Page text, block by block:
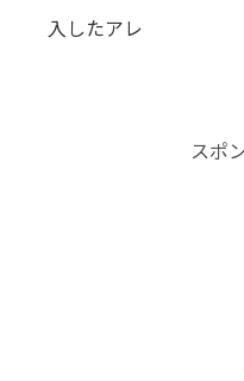
入したアレ
スポ